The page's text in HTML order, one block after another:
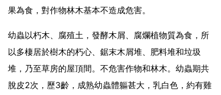
果為食，對作物林木基本不造成危害。
幼蟲以朽木、腐殖土，發酵木屑、腐爛植物質為食，所
以多棲居於樹木的朽心、鋸末木屑堆、肥料堆和垃圾
堆，乃至草房的屋頂間。不危害作物和林木。幼蟲期共
脫皮2次，歷3齡，成熟幼蟲體軀甚大，乳白色，約有雞